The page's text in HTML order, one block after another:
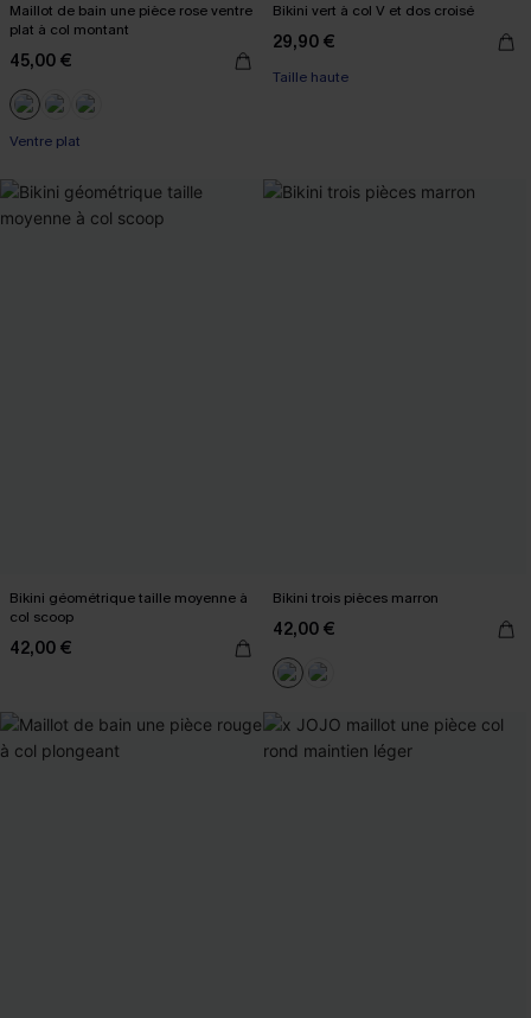
Maillot de bain une pièce rose ventre
plat à col montant
45,00 €
Ventre plat
Bikini vert à col V et dos croisé
29,90 €
Taille haute
Bikini géométrique taille moyenne à
col scoop
42,00 €
Bikini trois pièces marron
42,00 €